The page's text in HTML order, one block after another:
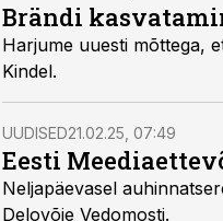
Brändi
Harjume uuesti mõttega,
Kindel.
UUDISED21.02.25, 07:49
Eesti
Neljapäevasel
Delovõje Vedomosti.